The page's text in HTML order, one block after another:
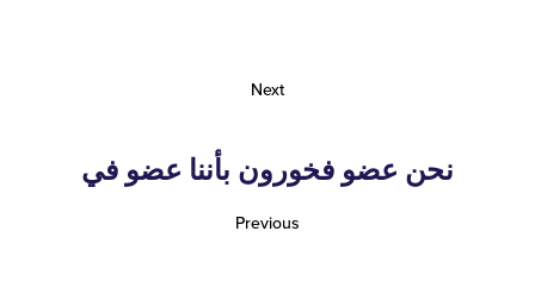
نحن عضو فخورون بأننا عضو في